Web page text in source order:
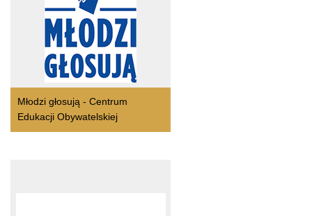
Młodzi głosują - Centrum
Edukacji Obywatelskiej